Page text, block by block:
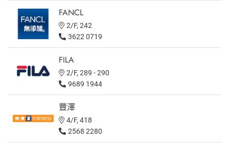
FANCL
2/F, 242
3622 0719
FILA
2/F, 289 - 290
9689 1944
豐澤
4/F, 418
2568 2280